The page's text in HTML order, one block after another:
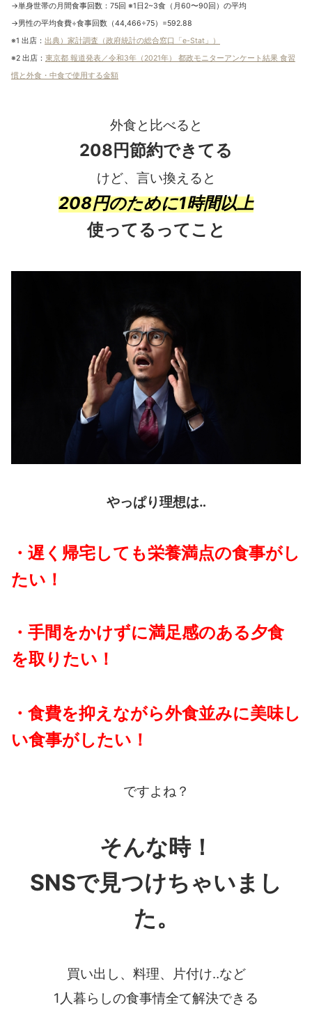
→単身世帯の月間食事回数：75回 ※1日2~3食（月60〜90回）の平均
→男性の平均食費÷食事回数（44,466÷75）=592.88
※1 出店： 出典）家計調査（政府統計の総合窓口「e-Stat」）
※2 出店： 東京都 報道発表／令和3年（2021年） 都政モニターアンケート結果 食習
慣と外食・中食で使用する金額
外食と比べると
208円節約できてる
けど、言い換えると
208円のために1時間以上
使ってるってこと
やっぱり理想は‥
・遅く帰宅しても栄養満点の食事がし
たい！
・手間をかけずに満足感のある夕食
を取りたい！
・ 食費を抑えながら外食並みに美味し
い食事がしたい！
ですよね？
そんな時！
SNSで見つけちゃいまし
た。
買い出し、料理、片付け‥など
1人暮らしの食事情全て解決できる